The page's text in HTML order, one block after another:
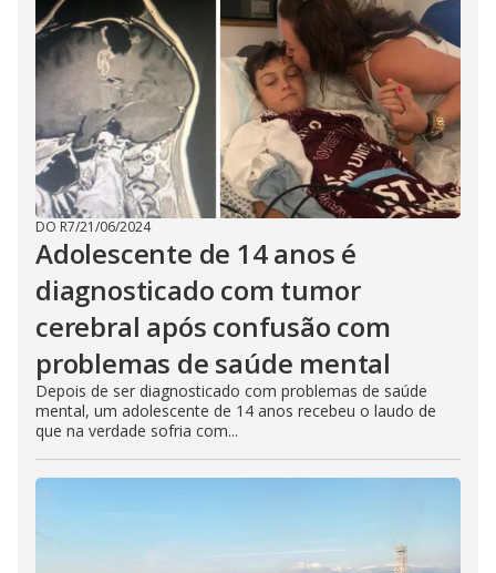
DO R7/21/06/2024
Adolescente de 14 anos é
diagnosticado com tumor
cerebral após confusão com
problemas de saúde mental
Depois de ser diagnosticado com problemas de saúde
mental, um adolescente de 14 anos recebeu o laudo de
que na verdade sofria com...